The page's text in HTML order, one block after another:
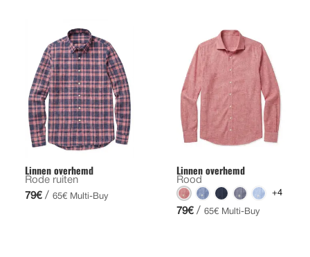
Linnen overhemd
Rode ruiten
79€ / 65€ Multi-Buy
Linnen overhemd
Rood
+4
79€ / 65€ Multi-Buy